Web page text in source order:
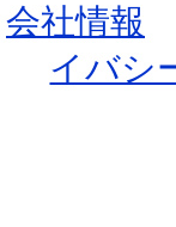
会社情報
イバシ